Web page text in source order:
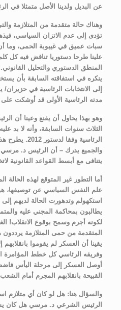
عن البديل ولدينا الأصل متمثلا في
وهناك حالة متقدمة من المتلازمة
تؤدى إلى عدم الاتزان السياسي،
سبات عميق في غيبوبة الحمى، وما
علينا طرحا دستوريا تناقض فيه كل
المنطق الدستوري والتحليل
ينكره في استفاقته السابقة بأن
إلى الانتخابات الرئاسية في حزيران/
مدته الرئاسية الأولى قد أوشكت على
وهو بهذا يحاول أن يقنع وعينا أن
الثلاث سنوات السابقة، وأنه لا بد
الرئاسية وفقا
والجميع يدرك – أن الرئيس د.
يتنافى مع أبسط القواعد القانونية
أما التطور غير المتوقع لهذه الحالة
علم النفس السياسي عن توصيفها،
استكهولم وتدهورت الحالة لديهم
يطالبون بمحاكمة المجني عليه
لكونه أجرم وسمح بوقوع الانقلاب!
المتقدمة من حمى المتلازمة
يقينا أن العسكر لم يقوموا
وفريقه الرئاسي كل خطط المؤامرة
أوصل العسكر إلى مرحلة اليأس
القبيحة بانقلابهم المجرم أمام
والسؤال هنا: هل لو كان أي متلازم
الرئيس الشرعي د. مرسي هل كان